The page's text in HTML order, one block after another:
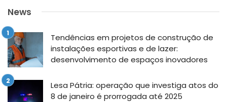
News
Tendências em projetos de construção de
instalações esportivas e de lazer:
desenvolvimento de espaços inovadores
Lesa Pátria: operação que investiga atos do
8 de janeiro é prorrogada até 2025